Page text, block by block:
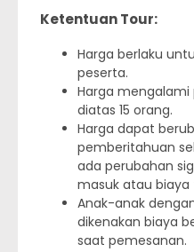
Ketentuan Tour:
Harga berlaku
peserta.
Harga mengalami
diatas 15 orang.
Harga dapat
pemberitahuan
ada perubahan
masuk atau biaya
Anak-anak
dikenakan biaya
saat pemesanan.